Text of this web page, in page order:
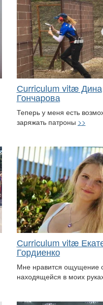
Сurriculum vitæ Дина
Гончарова
Теперь у меня есть
заряжать патроны >>
Сurriculum vitæ
Гордиенко
Мне нравится ощущение
находящейся в моих